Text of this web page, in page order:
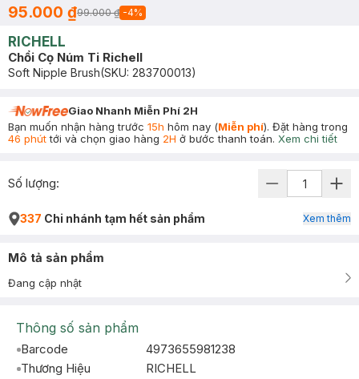
95.000 ₫99.000 ₫ -4%
RICHELL
Chổi Cọ Núm Ti Richell
Soft Nipple Brush(SKU: 283700013)
Giao Nhanh Miễn Phí 2H
Bạn muốn nhận hàng trước 15h hôm nay (Miễn phí). Đặt hàng trong
46 phúttới và chọn giao hàng 2H ở bước thanh toán. Xem chi tiết
Số lượng:
337 Chi nhánh tạm hết sản phẩm Xem thêm
Mô tả sản phẩm
Đang cập nhật
Thông số sản phẩm
Barcode
4973655981238
Thương Hiệu
RICHELL